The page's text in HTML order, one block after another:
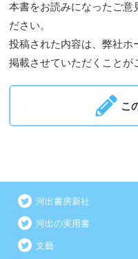
本書をお読みになったご意
ださい。
投稿された内容は、弊社ホ
掲載させていただくことが
こ
河出書房新社
河出の実用書
文藝